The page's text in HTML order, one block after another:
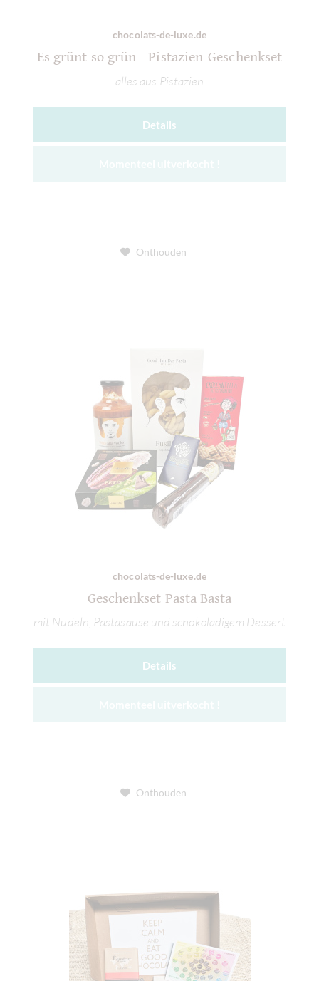
chocolats-de-luxe.de
Es grünt so grün - Pistazien-Geschenkset
alles aus Pistazien
Details
Onthouden
chocolats-de-luxe.de
Geschenkset Pasta Basta
mit Nudeln, Pastasause und schokoladigem Dessert
Details
Onthouden